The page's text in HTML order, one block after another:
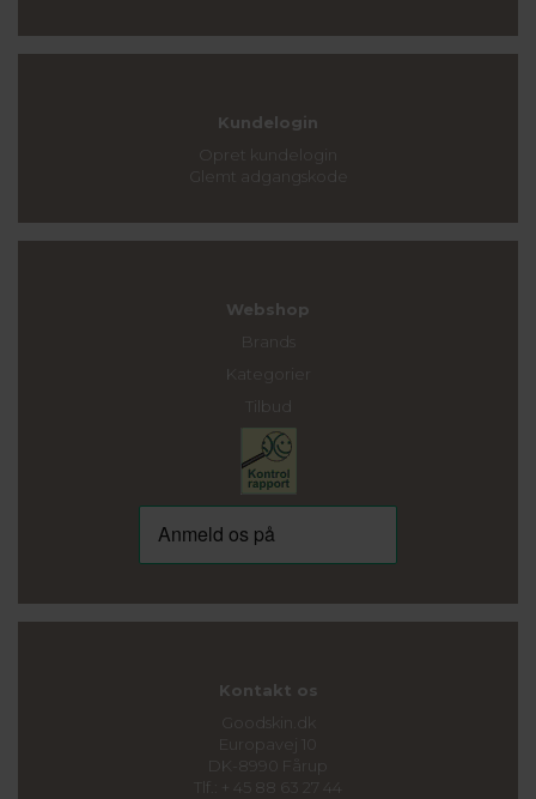
Kundelogin
Opret kundelogin
Glemt adgangskode
Webshop
Brands
Kategorier
Tilbud
Kontakt os
Goodskin.dk
Europavej 10
DK-8990 Fårup
Tlf.: + 45 88 63 27 44